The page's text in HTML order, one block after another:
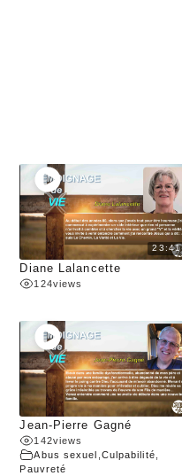
23:41
Diane Lalancette
124views
Jean-Pierre Gagné
142views
Abus sexuel
Culpabilité
Pauvreté